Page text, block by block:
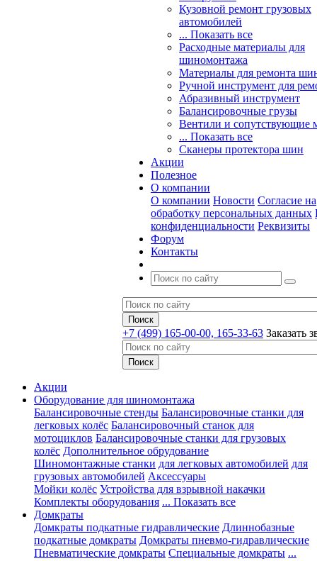
Кузовной ремонт грузовых
автомобилей
... Показать все
Расходные материалы для
шиномонтажа
Материалы для ремонта
Ручной инструмент для
Абразивный инструмент
Балансировочные грузы
Вентили и сопутствующие
... Показать все
Сканеры протектора шин
Акции
Полезное
О компании
О компании Новости Согласие на
обработку персональных данных
конфиденциальности Реквизиты
Форум
Контакты
+7 (499) 165-00-00, 165-33-63 Заказать
Акции
Оборудование для шиномонтажа
Балансировочные стенды Балансировочные станки для
легковых колёс Балансировочный станок для
мотоциклов Балансировочные станки для грузовых
колёс Дополнительное обрудование
Шиномонтажные станки для легковых автомобилей для
грузовых автомобилей Аксессуары
Мойки колёс Устройства для взрывной накачки
Комплекты оборудования ... Показать все
Домкраты
Домкраты подкатные гидравлические Длиннобазные
подкатные домкраты Домкраты пневмо-гидравлические
Пневматические домкраты Специальные домкраты ...